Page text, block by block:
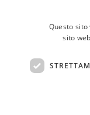
Questo
sito